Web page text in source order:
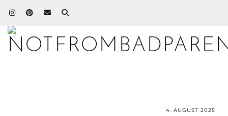
4. AUGUST 2025